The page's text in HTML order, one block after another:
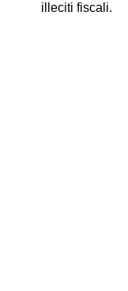
illeciti fiscali.